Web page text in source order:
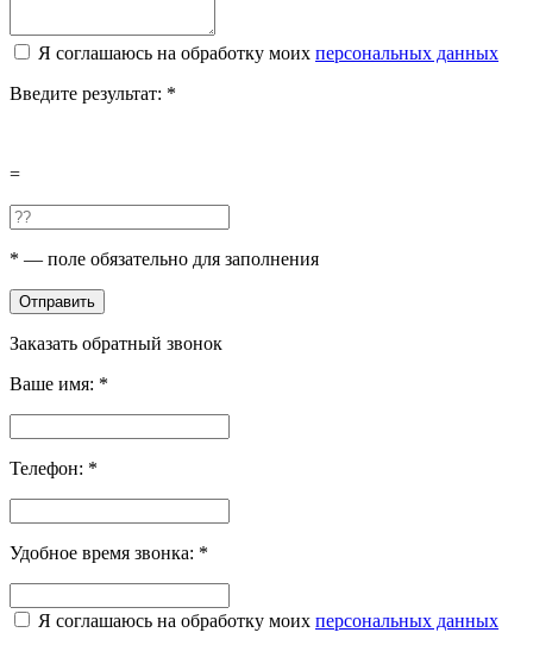
Я соглашаюсь на обработку моих персональных данных
Введите результат: *
=
* — поле обязательно для заполнения
Отправить
Заказать обратный звонок
Ваше имя: *
Телефон: *
Удобное время звонка: *
Я соглашаюсь на обработку моих персональных данных